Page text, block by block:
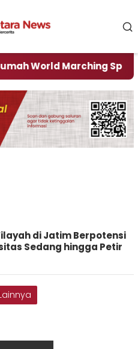
World Marching Sport 2027
di Jatim Berpotensi
Sedang hingga Petir